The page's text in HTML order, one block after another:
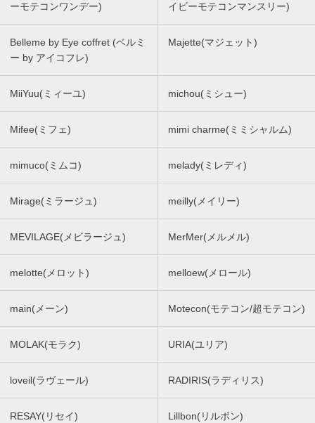
ーモテコンワンデー)
イビーモテコンマンスリー)
Belleme by Eye coffret (ベルミ
ー by アイコフレ)
Majette(マジェット)
MiiYuu(ミィーユ) michou(ミシュー)
Mifee(ミフェ) mimi charme(ミミシャルム)
mimuco(ミムコ) melady(ミレディ)
Mirage(ミラージュ) meilly(メイリー)
MEVILAGE(メビラージュ) MerMer(メルメル)
melotte(メロット) melloew(メロール)
main(メーン) Motecon(モテコン/超モテコン)
MOLAK(モラク) URIA(ユリア)
loveil(ラヴェール) RADIRIS(ラディリス)
RESAY(リセイ) Lillbon(リルボン)